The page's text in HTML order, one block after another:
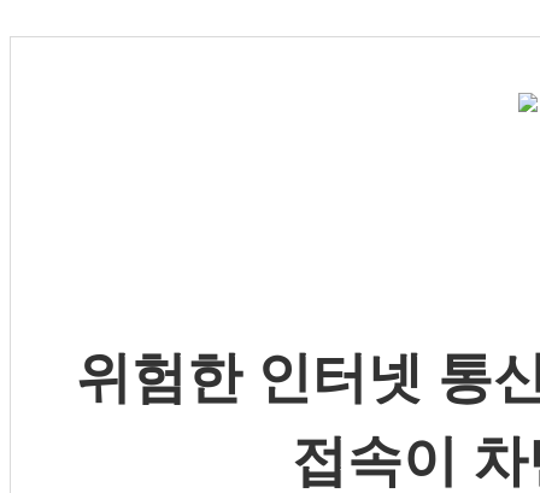
위험한 인터넷 통
접속이